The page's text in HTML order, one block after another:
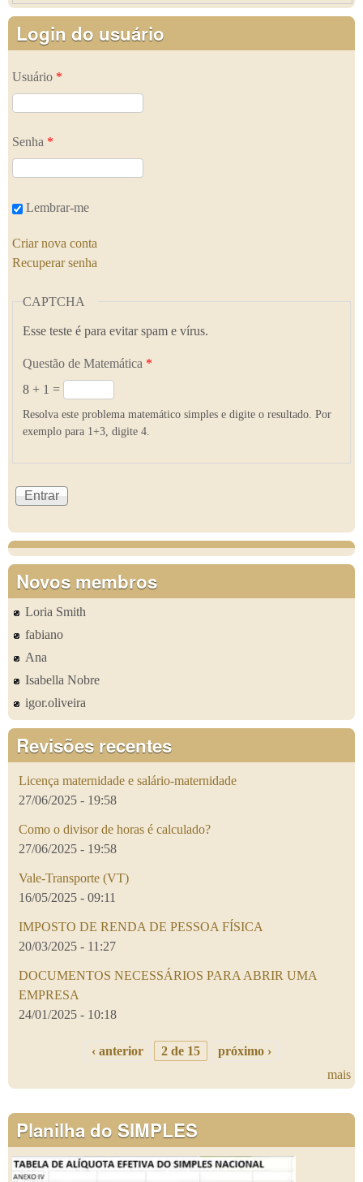
Login do usuário
Usuário *
Senha *
Lembrar-me
Criar nova conta
Recuperar senha
CAPTCHA
Esse teste é para evitar spam e vírus.
Questão de Matemática *
8 + 1 =
Resolva este problema matemático simples e digite o resultado. Por
exemplo para 1+3, digite 4.
Novos membros
Loria Smith
fabiano
Ana
Isabella Nobre
igor.oliveira
Revisões recentes
Licença maternidade e salário-maternidade
27/06/2025 - 19:58
Como o divisor de horas é calculado?
27/06/2025 - 19:58
Vale-Transporte (VT)
16/05/2025 - 09:11
IMPOSTO DE RENDA DE PESSOA FÍSICA
20/03/2025 - 11:27
DOCUMENTOS NECESSÁRIOS PARA ABRIR UMA
EMPRESA
24/01/2025 - 10:18
‹ anterior 2 de 15
próximo ›
mais
Planilha do SIMPLES